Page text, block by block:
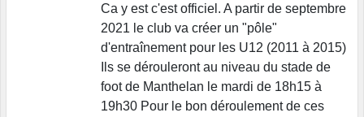
Ca y est c'est officiel. A partir de septembre
2021 le club va créer un "pôle"
d'entraînement pour les U12 (2011 à 2015)
Ils se dérouleront au niveau du stade de
foot de Manthelan le mardi de 18h15 à
19h30 Pour le bon déroulement de ces